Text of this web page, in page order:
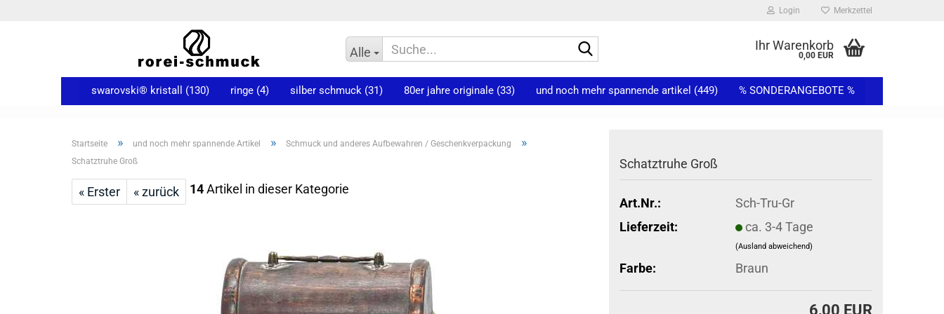
Login Merkzettel
Alle Ihr Warenkorb
0,00 EUR
swarovski® kristall (130) ringe (4) silber schmuck (31) 80er jahre originale (33) und noch mehr spannende artikel (449) % SONDERANGEBOTE %
Startseite » und noch mehr spannende Artikel » Schmuck und anderes Aufbewahren / Geschenkverpackung »
Schatztruhe Groß
« Erster « zurück 14Artikel in dieser Kategorie
Schatztruhe Groß
Art.Nr.:
Sch-Tru-Gr
Lieferzeit:
ca. 3-4 Tage
(Ausland abweichend)
Farbe: Braun
6,00 EUR